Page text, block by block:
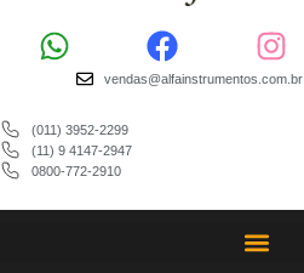
vendas@alfainstrumentos.com.br
(011) 3952-2299
(11) 9 4147-2947
0800-772-2910